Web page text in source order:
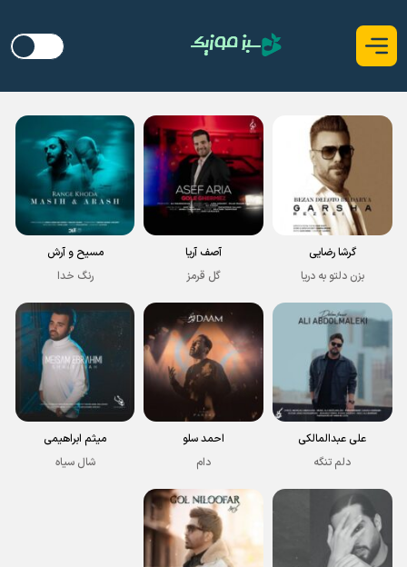
گرشا رضایی
بزن دلتو به دریا
آصف آریا
گل قرمز
مسیح و آرش
رنگ خدا
علی عبدالمالکی
دلم تنگه
احمد سلو
دام
میثم ابراهیمی
شال سیاه